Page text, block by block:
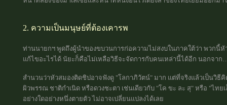
2. ความเป็นมนุษย์ที่ต้องเคารพ
ท่านนายกฯ พูดถึงผู้นำของขบวนการก่อความไม่สงบในภาคใต้ว่า พวกนี้
แก้ไขอะไรได้ นัยะก็คือไม่เหลือวิธีจะจัดการกับคนเหล่านี้ได้อีก นอกจาก
สำนวนว่าหัวสมองติดชิปอาจฟังดู "โลกาภิวัตน์" มาก แต่ที่จริงแล้วเป็นวิธี
ผิวพรรณ ชาติกำเนิด หรือดวงชะตา เช่นเดียวกับ "โค ขะ ละ สุ" หรือ "ไท
อย่างใดอย่างหนึ่งตายตัว ไม่อาจเปลี่ยนแปลงได้เลย